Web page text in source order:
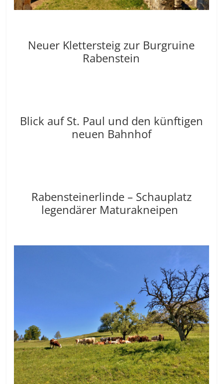
Neuer Klettersteig zur Burgruine
Rabenstein
Blick auf St. Paul und den künftigen
neuen Bahnhof
Rabensteinerlinde – Schauplatz
legendärer Maturakneipen